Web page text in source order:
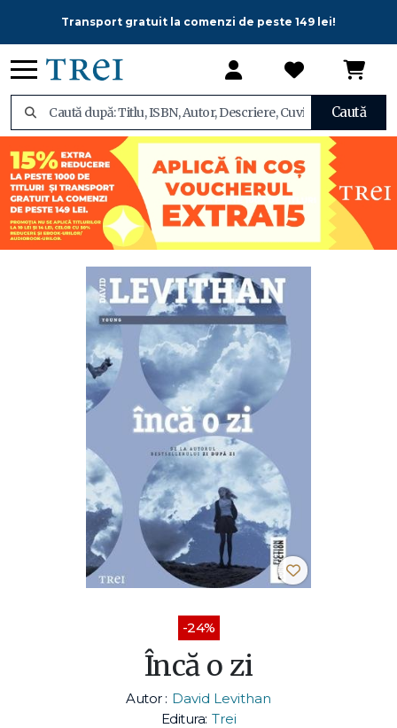
Transport gratuit la comenzi de peste 149 lei!
Caută
-24%
Încă o zi
Autor : David Levithan
Editura: Trei